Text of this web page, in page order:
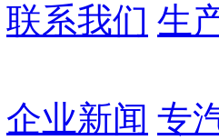
联系我们 生
企业新闻 专